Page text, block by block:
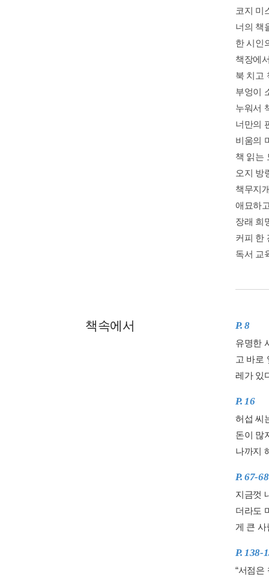
코지 미
너의 책
한 시인
책장에
북 치고
부엉이
누워서
너만의
비움의
책 읽는
오지 방
책무지
애묘하
장래 희
커피 한
독서 교
책속에서 P. 8
유명한
고 바로
레가 있
P. 16
허섭 씨
돈이 많
나까지
P. 67-68
지금껏
더라도
게 큰
P. 138-
“서점은